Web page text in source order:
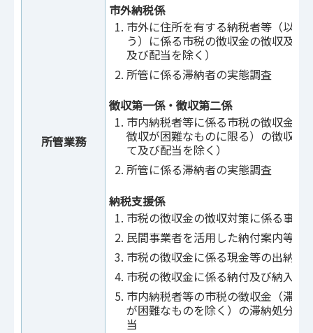
所管業務
市外納税係
市外に住所を有する納税者等（以下
う）に係る市税の徴収金の徴収及び
及び配当を除く）
所管に係る滞納者の実態調査
徴収第一係・徴収第二係
市内納税者等に係る市税の徴収金（
徴収が困難なものに限る）の徴収及
て及び配当を除く）
所管に係る滞納者の実態調査
納税支援係
市税の徴収金の徴収対策に係る事務
民間事業者を活用した納付案内等
市税の徴収金に係る現金等の出納
市税の徴収金に係る納付及び納入の
市内納税者等の市税の徴収金（滞納
が困難なものを除く）の滞納処分に
当